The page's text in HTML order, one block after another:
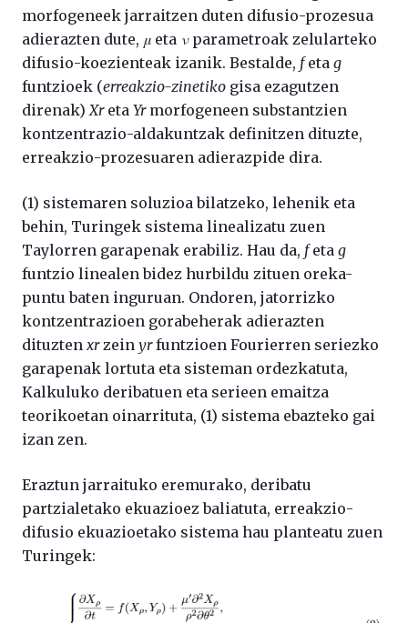
morfogeneek jarraitzen duten difusio-prozesua
adierazten dute, μ eta νparametroak zelularteko
difusio-koezienteak izanik. Bestalde, feta g
funtzioek (erreakzio-zinetiko gisa ezagutzen
direnak)Xreta Yrmorfogeneen substantzien
kontzentrazio-aldakuntzak definitzen dituzte,
erreakzio-prozesuaren adierazpide dira.
(1) sistemaren soluzioa bilatzeko, lehenik eta
behin, Turingek sistema linealizatu zuen
Taylorren garapenak erabiliz. Hau da, feta g
funtzio linealen bidez hurbildu zituen oreka-
puntu baten inguruan. Ondoren, jatorrizko
kontzentrazioen gorabeherak adierazten
dituzten xrzein yrfuntzioen Fourierren seriezko
garapenak lortuta eta sisteman ordezkatuta,
Kalkuluko deribatuen eta serieen emaitza
teorikoetan oinarrituta, (1) sistema ebazteko gai
izan zen.
Eraztun jarraituko eremurako, deribatu
partzialetako ekuazioez baliatuta, erreakzio-
difusio ekuazioetako sistema hau planteatu zuen
Turingek: